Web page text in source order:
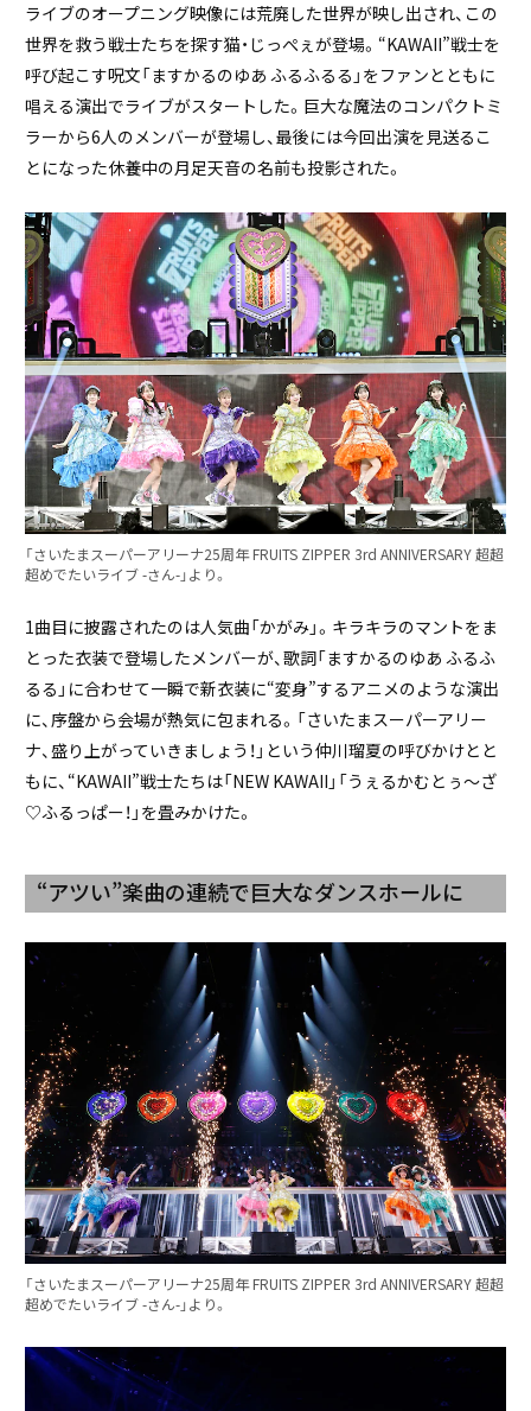
ライブのオープニング映像には荒廃した世界が映し出され、この
世界を救う戦士たちを探す猫・じっぺぇが登場。“KAWAII”戦士を
呼び起こす呪文「ますかるのゆあ ふるふるる」をファンとともに
唱える演出でライブがスタートした。巨大な魔法のコンパクトミ
ラーから6人のメンバーが登場し、最後には今回出演を見送るこ
とになった休養中の月足天音の名前も投影された。
「さいたまスーパーアリーナ25周年 FRUITS ZIPPER 3rd ANNIVERSARY 超超
超めでたいライブ -さん-」より。
1曲目に披露されたのは人気曲「かがみ」。キラキラのマントをま
とった衣装で登場したメンバーが、歌詞「ますかるのゆあ ふるふ
るる」に合わせて一瞬で新衣装に“変身”するアニメのような演出
に、序盤から会場が熱気に包まれる。「さいたまスーパーアリー
ナ、盛り上がっていきましょう！」という仲川瑠夏の呼びかけとと
もに、“KAWAII”戦士たちは「NEW KAWAII」「うぇるかむとぅ～ざ
♡ふるっぱー！」を畳みかけた。
“アツい”楽曲の連続で巨大なダンスホールに
「さいたまスーパーアリーナ25周年 FRUITS ZIPPER 3rd ANNIVERSARY 超超
超めでたいライブ -さん-」より。